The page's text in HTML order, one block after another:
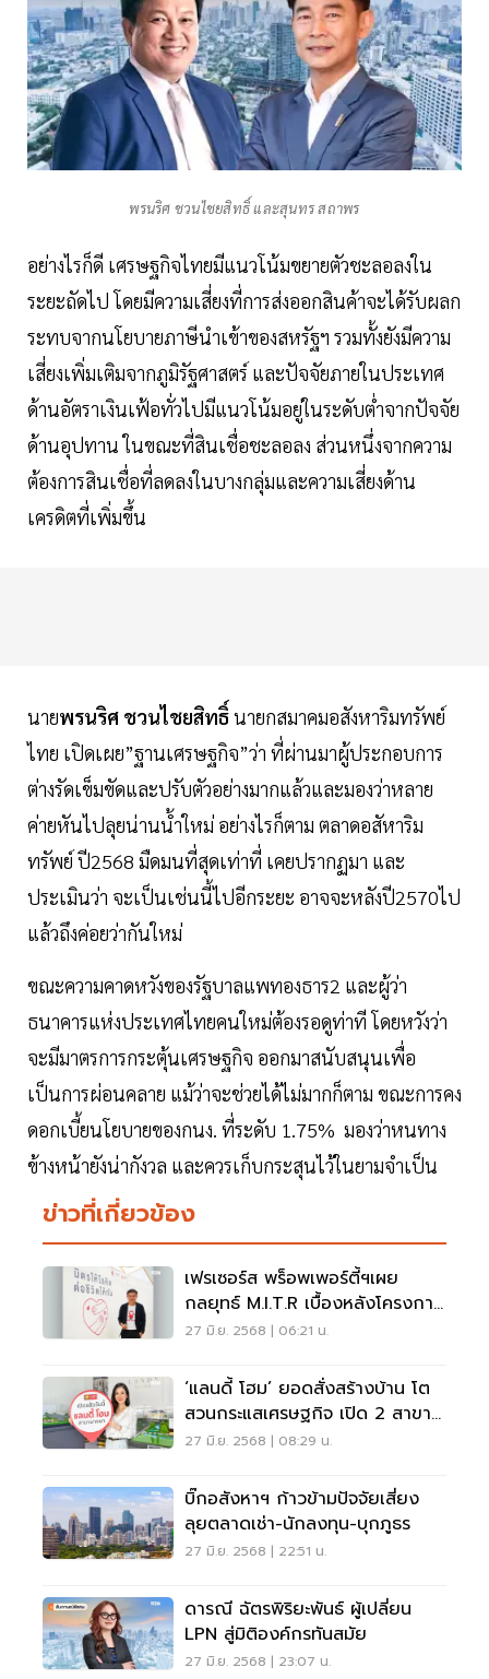
พรนริศ ชวนไชยสิทธิ์ และสุนทร สถาพร
อย่างไรก็ดี เศรษฐกิจไทยมีแนวโน้มขยายตัวชะลอลงใน
ระยะถัดไป โดยมีความเสี่ยงที่การส่งออกสินค้าจะได้รับผลก
ระทบจากนโยบายภาษีนำเข้าของสหรัฐฯ รวมทั้งยังมีความ
เสี่ยงเพิ่มเติมจากภูมิรัฐศาสตร์ และปัจจัยภายในประเทศ
ด้านอัตราเงินเฟ้อทั่วไปมีแนวโน้มอยู่ในระดับต่ำจากปัจจัย
ด้านอุปทาน ในขณะที่สินเชื่อชะลอลง ส่วนหนึ่งจากความ
ต้องการสินเชื่อที่ลดลงในบางกลุ่มและความเสี่ยงด้าน
เครดิตที่เพิ่มขึ้น
นายพรนริศ ชวนไชยสิทธิ์นายกสมาคมอสังหาริมทรัพย์
ไทย เปิดเผย”ฐานเศรษฐกิจ”ว่า ที่ผ่านมาผู้ประกอบการ
ต่างรัดเข็มขัดและปรับตัวอย่างมากแล้วและมองว่าหลาย
ค่ายหันไปลุยน่านน้ำใหม่ อย่างไรก็ตาม ตลาดอสัหาริม
ทรัพย์ ปี2568 มืดมนที่สุดเท่าที่ เคยปรากฏมา และ
ประเมินว่า จะเป็นเช่นนี้ไปอีกระยะ อาจจะหลังปี2570ไป
แล้วถึงค่อยว่ากันใหม่
ขณะความคาดหวังของรัฐบาลแพทองธาร2 และผู้ว่า
ธนาคารแห่งประเทศไทยคนใหม่ต้องรอดูท่าที โดยหวังว่า
จะมีมาตรการกระตุ้นเศรษฐกิจ ออกมาสนับสนุนเพื่อ
เป็นการผ่อนคลาย แม้ว่าจะช่วยได้ไม่มากก็ตาม ขณะการคง
ดอกเบี้ยนโยบายของกนง. ที่ระดับ 1.75% มองว่าหนทาง
ข้างหน้ายังน่ากังวล และควรเก็บกระสุนไว้ในยามจำเป็น
ข่าวที่เกี่ยวข้อง
เฟรเซอร์ส พร็อพเพอร์ตี้ฯเผย
กลยุทธ์ M.I.T.R เบื้องหลังโครงการ
‘มิตรให้โลหิต ต่อชีวิตให้กัน’
27 มิ.ย. 2568 | 06:21 น.
‘แลนดี้ โฮม’ ยอดสั่งสร้างบ้าน โต
สวนกระแสเศรษฐกิจ เปิด 2 สาขา
ใหม่พร้อมกัน ‘บางนา’ และ
27 มิ.ย. 2568 | 08:29 น.
บิ๊กอสังหาฯ ก้าวข้ามปัจจัยเสี่ยง
ลุยตลาดเช่า-นักลงทุน-บุกภูธร
27 มิ.ย. 2568 | 22:51 น.
ดารณี ฉัตรพิริยะพันธ์ ผู้เปลี่ยน
LPN สู่มิติองค์กรทันสมัย
27 มิ.ย. 2568 | 23:07 น.